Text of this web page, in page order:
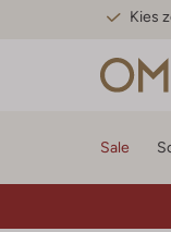
Kies
Sale